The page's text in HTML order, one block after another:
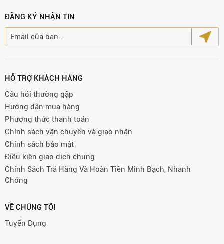
ĐĂNG KÝ NHẬN TIN
HỖ TRỢ KHÁCH HÀNG
Câu hỏi thường gặp
Hướng dẫn mua hàng
Phương thức thanh toán
Chính sách vận chuyển và giao nhận
Chính sách bảo mật
Điều kiện giao dịch chung
Chính Sách Trả Hàng Và Hoàn Tiền Minh Bạch, Nhanh
Chóng
VỀ CHÚNG TÔI
Tuyển Dụng